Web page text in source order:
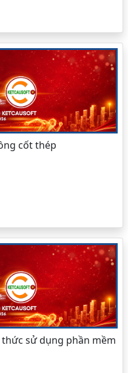
cốt thép
sử dụng phần mềm